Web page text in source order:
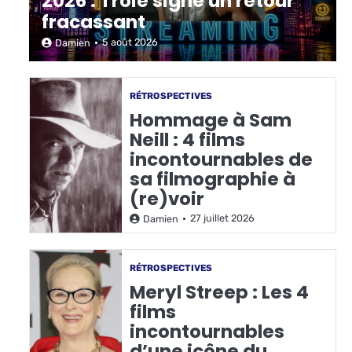
fracassant
Damien 5 août 2026
RÉTROSPECTIVES
Hommage à Sam
Neill : 4 films
incontournables de
sa filmographie à
(re)voir
Damien 27 juillet 2026
RÉTROSPECTIVES
Meryl Streep : Les 4
films
incontournables